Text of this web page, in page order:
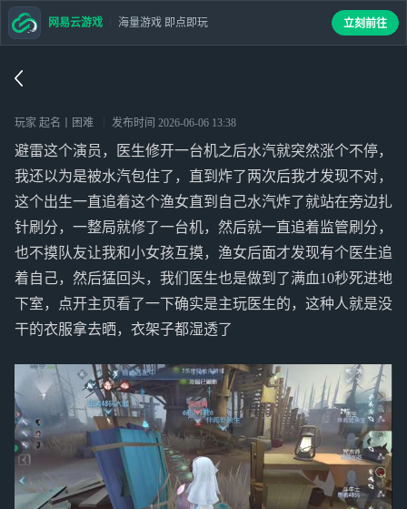
玩家 起名丨困难 发布时间 2026-06-06 13:38
避雷这个演员，医生修开一台机之后水汽就突然涨个不停，
我还以为是被水汽包住了，直到炸了两次后我才发现不对，
这个出生一直追着这个渔女直到自己水汽炸了就站在旁边扎
针刷分，一整局就修了一台机，然后就一直追着监管刷分，
也不摸队友让我和小女孩互摸，渔女后面才发现有个医生追
着自己，然后猛回头，我们医生也是做到了满血10秒死进地
下室，点开主页看了一下确实是主玩医生的，这种人就是没
干的衣服拿去晒，衣架子都湿透了
网易云游戏 海量游戏 即点即玩 立刻前往